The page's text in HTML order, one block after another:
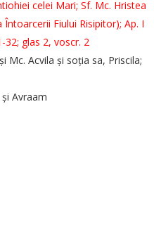
celei Mari; Sf. Mc. Hristea
Întoarcerii Fiului Risipitor); Ap. I
32; glas 2, voscr. 2
Acvila și soția sa, Priscila;
Avraam